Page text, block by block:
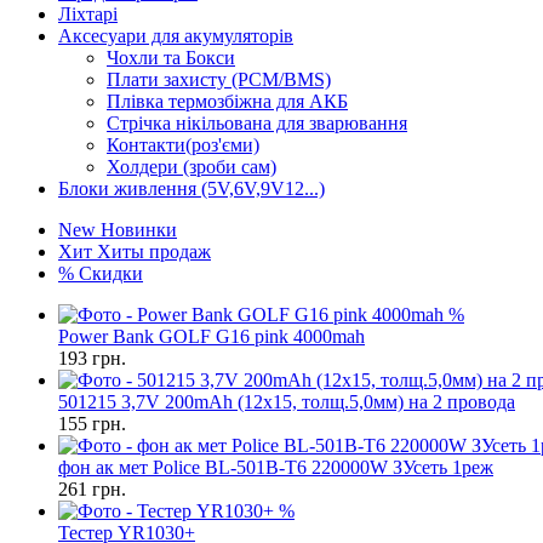
Ліхтарі
Аксесуари для акумуляторів
Чохли та Бокси
Плати захисту (PCM/BMS)
Плівка термозбіжна для АКБ
Стрічка нікільована для зварювання
Контакти(роз'єми)
Холдери (зроби сам)
Блоки живлення (5V,6V,9V12...)
New Новинки
Хит Хиты продаж
% Скидки
%
Power Bank GOLF G16 pink 4000mah
193 грн.
501215 3,7V 200mAh (12x15, толщ.5,0мм) на 2 провода
155 грн.
фон ак мет Police BL-501B-T6 220000W ЗУсеть 1реж
261 грн.
%
Тестер YR1030+